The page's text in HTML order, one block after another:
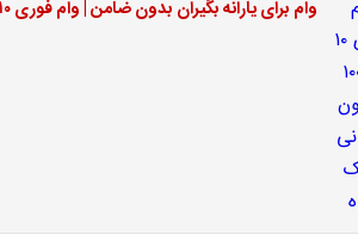
وام برای یارانه بگیران بدون ضامن | وام فوری ۱۰ تا ۱۰۰ میلیون تومانی بانک رفاه